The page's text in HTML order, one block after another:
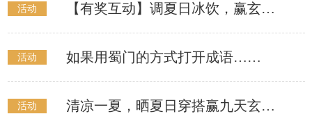
活动 【有奖互动】调夏日冰饮，赢玄云幻诀！
活动 如果用蜀门的方式打开成语……
活动 清凉一夏，晒夏日穿搭赢九天玄羽！